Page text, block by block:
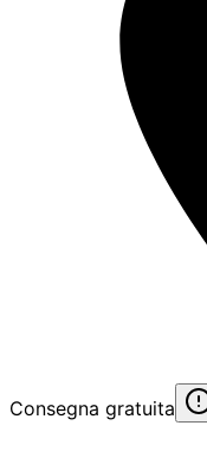
Consegna gratuita